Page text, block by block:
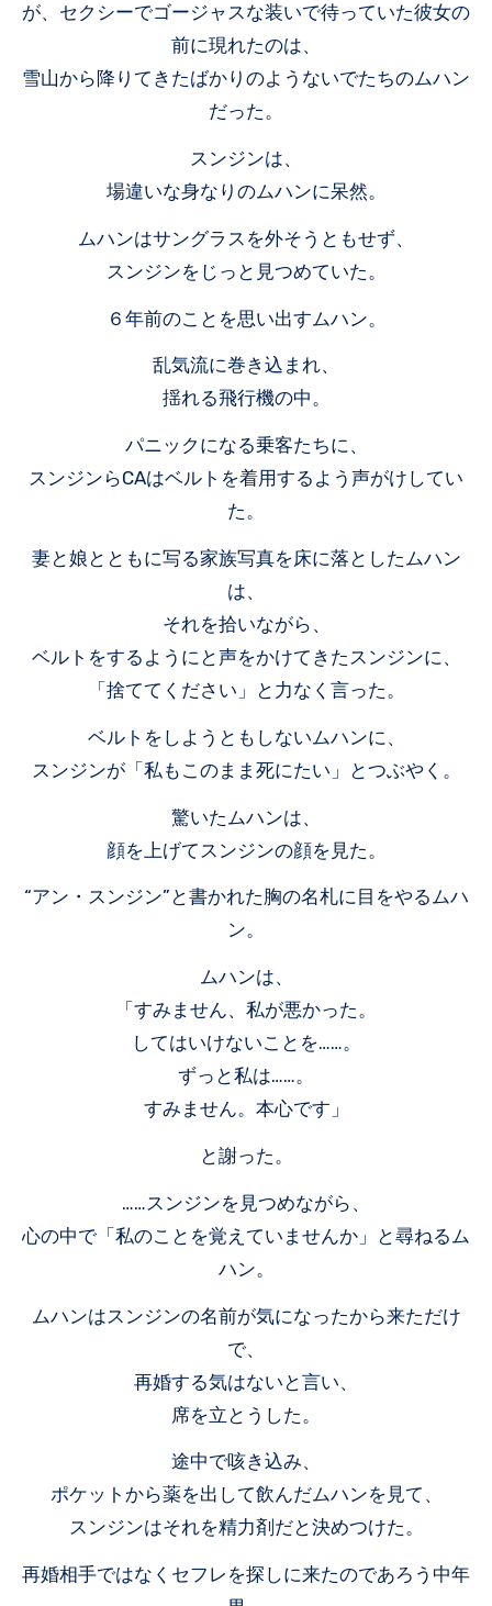
が、セクシーでゴージャスな装いで待っていた彼女の
前に現れたのは、
雪山から降りてきたばかりのようないでたちのムハン
だった。
スンジンは、
場違いな身なりのムハンに呆然。
ムハンはサングラスを外そうともせず、
スンジンをじっと見つめていた。
６年前のことを思い出すムハン。
乱気流に巻き込まれ、
揺れる飛行機の中。
パニックになる乗客たちに、
スンジンらCAはベルトを着用するよう声がけしてい
た。
妻と娘とともに写る家族写真を床に落としたムハン
は、
それを拾いながら、
ベルトをするようにと声をかけてきたスンジンに、
「捨ててください」と力なく言った。
ベルトをしようともしないムハンに、
スンジンが「私もこのまま死にたい」とつぶやく。
驚いたムハンは、
顔を上げてスンジンの顔を見た。
“アン・スンジン”と書かれた胸の名札に目をやるムハ
ン。
ムハンは、
「すみません、私が悪かった。
してはいけないことを……。
ずっと私は……。
すみません。本心です」
と謝った。
……スンジンを見つめながら、
心の中で「私のことを覚えていませんか」と尋ねるム
ハン。
ムハンはスンジンの名前が気になったから来ただけ
で、
再婚する気はないと言い、
席を立とうした。
途中で咳き込み、
ポケットから薬を出して飲んだムハンを見て、
スンジンはそれを精力剤だと決めつけた。
再婚相手ではなくセフレを探しに来たのであろう中年